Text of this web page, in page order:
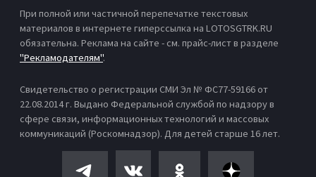
При полной или частичной перепечатке текстовых
материалов в интернете гиперссылка на LOTOSGTRK.RU
обязательна. Реклама на сайте - см. прайс-лист в разделе
"Рекламодателям".
Свидетельство о регистрации СМИ Эл № ФС77-59166 от
22.08.2014 г. Выдано Федеральной службой по надзору в
сфере связи, информационных технологий и массовых
коммуникаций (Роскомнадзор). Для детей старше 16 лет.